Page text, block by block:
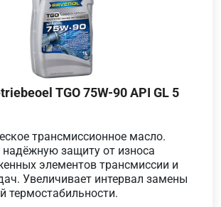
TGO 75W-90 API GL 5
трансмиссионное масло.
надёжную защиту от износа
элементов трансмиссии и
Увеличивает интервал замены
термостабильности.